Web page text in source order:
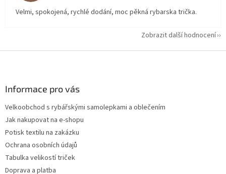
Velmi, spokojená, rychlé dodání, moc pěkná rybarska trička.
Zobrazit další hodnocení
Informace pro vás
Velkoobchod s rybářskými samolepkami a oblečením
Jak nakupovat na e-shopu
Potisk textilu na zakázku
Ochrana osobních údajů
Tabulka velikostí triček
Doprava a platba